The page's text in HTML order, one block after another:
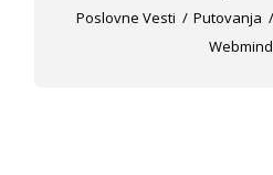
Poslovne Vesti
Putovanja
Webmind